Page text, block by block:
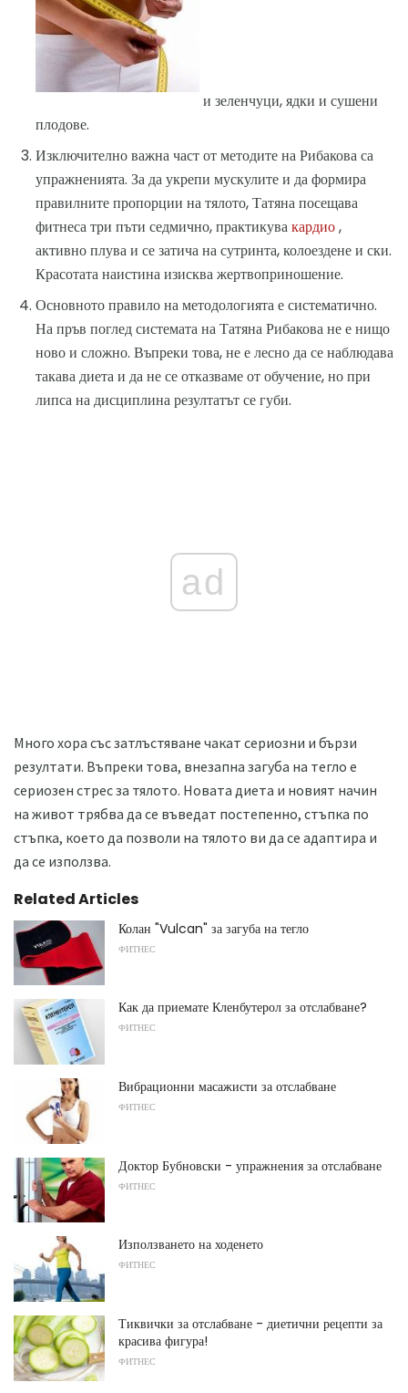
и зеленчуци, ядки и сушени
плодове.
Изключително важна част от методите на Рибакова са
упражненията. За да укрепи мускулите и да формира
правилните пропорции на тялото, Татяна посещава
фитнеса три пъти седмично, практикувакардио,
активно плува и се затича на сутринта, колоездене и ски.
Красотата наистина изисква жертвоприношение.
Основното правило на методологията е систематично.
На пръв поглед системата на Татяна Рибакова не е нищо
ново и сложно. Въпреки това, не е лесно да се наблюдава
такава диета и да не се отказваме от обучение, но при
липса на дисциплина резултатът се губи.
ad
Много хора със затлъстяване чакат сериозни и бързи
резултати. Въпреки това, внезапна загуба на тегло е
сериозен стрес за тялото. Новата диета и новият начин
на живот трябва да се въведат постепенно, стъпка по
стъпка, което да позволи на тялото ви да се адаптира и
да се използва.
Related Articles
Колан "Vulcan" за загуба на тегло
ФИТНЕС
Как да приемате Кленбутерол за отслабване?
ФИТНЕС
Вибрационни масажисти за отслабване
ФИТНЕС
Доктор Бубновски - упражнения за отслабване
ФИТНЕС
Използването на ходенето
ФИТНЕС
Тиквички за отслабване - диетични рецепти за
красива фигура!
ФИТНЕС